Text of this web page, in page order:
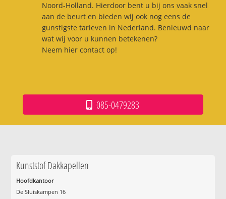
Noord-Holland. Hierdoor bent u bij ons vaak snel
aan de beurt en bieden wij ook nog eens de
gunstigste tarieven in Nederland. Benieuwd naar
wat wij voor u kunnen betekenen?
Neem hier contact op!
085-0479283
Kunststof Dakkapellen
Hoofdkantoor
De Sluiskampen 16